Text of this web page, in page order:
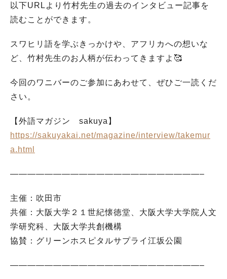
以下URLより竹村先生の過去のインタビュー記事を
読むことができます。
スワヒリ語を学ぶきっかけや、アフリカへの想いな
ど、竹村先生のお人柄が伝わってきますよ🥰
今回のワニバーのご参加にあわせて、ぜひご一読くだ
さい。
【外語マガジン sakuya】
https://sakuyakai.net/magazine/interview/takemur
a.html
——————————————————————–
主催：吹田市
共催：大阪大学２１世紀懐徳堂、大阪大学大学院人文
学研究科、大阪大学共創機構
協賛：グリーンホスピタルサプライ江坂公園
——————————————————————–